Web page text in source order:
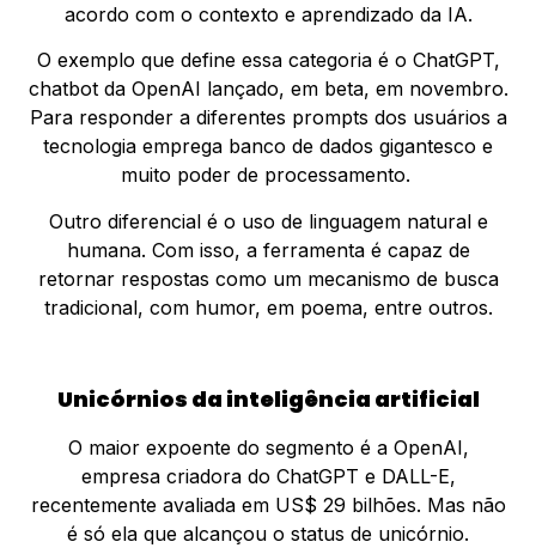
acordo com o contexto e aprendizado da IA.
O exemplo que define essa categoria é o ChatGPT,
chatbot da OpenAI lançado, em beta, em novembro.
Para responder a diferentes prompts dos usuários a
tecnologia emprega banco de dados gigantesco e
muito poder de processamento.
Outro diferencial é o uso de linguagem natural e
humana. Com isso, a ferramenta é capaz de
retornar respostas como um mecanismo de busca
tradicional, com humor, em poema, entre outros.
Unicórnios da inteligência artificial
O maior expoente do segmento é a OpenAI,
empresa criadora do ChatGPT e DALL-E,
recentemente avaliada em US$ 29 bilhões. Mas não
é só ela que alcançou o status de unicórnio.